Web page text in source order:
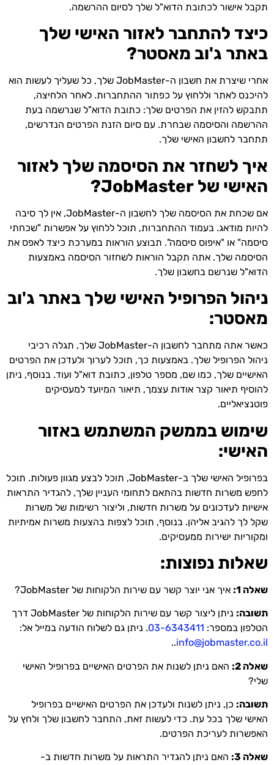
תקבל אישור לכתובת הדוא"ל שלך לסיום ההרשמה.
כיצד להתחבר לאזור האישי שלך
באתר ג'וב מאסטר?
אחרי שיצרת את חשבון ה-JobMaster שלך, כל שעליך לעשות הוא
להיכנס לאתר וללחוץ על כפתור ההתחברות. לאחר הלחיצה,
תתבקש להזין את הפרטים שלך: כתובת הדוא"ל שנרשמה בעת
ההרשמה והסיסמה שבחרת. עם סיום הזנת הפרטים הנדרשים,
תתחבר לחשבון האישי שלך.
איך לשחזר את הסיסמה שלך לאזור
האישי של JobMaster?
אם שכחת את הסיסמה שלך לחשבון ה-JobMaster, אין לך סיבה
להיות מודאג. בעמוד ההתחברות, תוכל ללחוץ על אפשרות "שכחתי
סיסמה" או "איפוס סיסמה". תבוצע הוראות במערכת כיצד לאפס את
הסיסמה שלך. אתה תקבל הוראות לשחזור הסיסמה באמצעות
הדוא"ל שנרשם בחשבון שלך.
ניהול הפרופיל האישי שלך באתר ג'וב
מאסטר:
כאשר אתה מתחבר לחשבון ה-JobMaster שלך, תגלה רכיבי
ניהול הפרופיל שלך. באמצעות כך, תוכל לערוך ולעדכן את הפרטים
האישיים שלך, כמו שם, מספר טלפון, כתובת דוא"ל ועוד. בנוסף, ניתן
להוסיף תיאור קצר אודות עצמך, תיאור המיועד למעסיקים
פוטנציאליים.
שימוש בממשק המשתמש באזור
האישי:
בפרופיל האישי שלך ב-JobMaster, תוכל לבצע מגוון פעולות. תוכל
לחפש משרות חדשות בהתאם לתחומי העניין שלך, להגדיר התראות
אישיות לעדכונים על משרות חדשות, וליצור רשימות של משרות
שקל לך להגיב אליהן. בנוסף, תוכל לצפות בהצעות משרות אמיתיות
ומקוריות ישירות ממעסיקים.
שאלות נפוצות:
שאלה 1: איך אני יוצר קשר עם שירות הלקוחות של JobMaster?
תשובה:
ניתן ליצור קשר עם שירות הלקוחות של JobMaster דרך
הטלפון במספר: 03-6343411. ניתן גם לשלוח הודעה במייל אל:
info@jobmaster.co.il
..
שאלה 2:
האם ניתן לשנות את הפרטים האישיים בפרופיל האישי
שלי?
תשובה: כן, ניתן לשנות ולעדכן את הפרטים האישיים בפרופיל
האישי שלך בכל עת. כדי לעשות זאת, התחבר לחשבון שלך ולחץ על
האפשרות לעריכת הפרטים.
שאלה 3:
האם ניתן להגדיר התראות על משרות חדשות ב-